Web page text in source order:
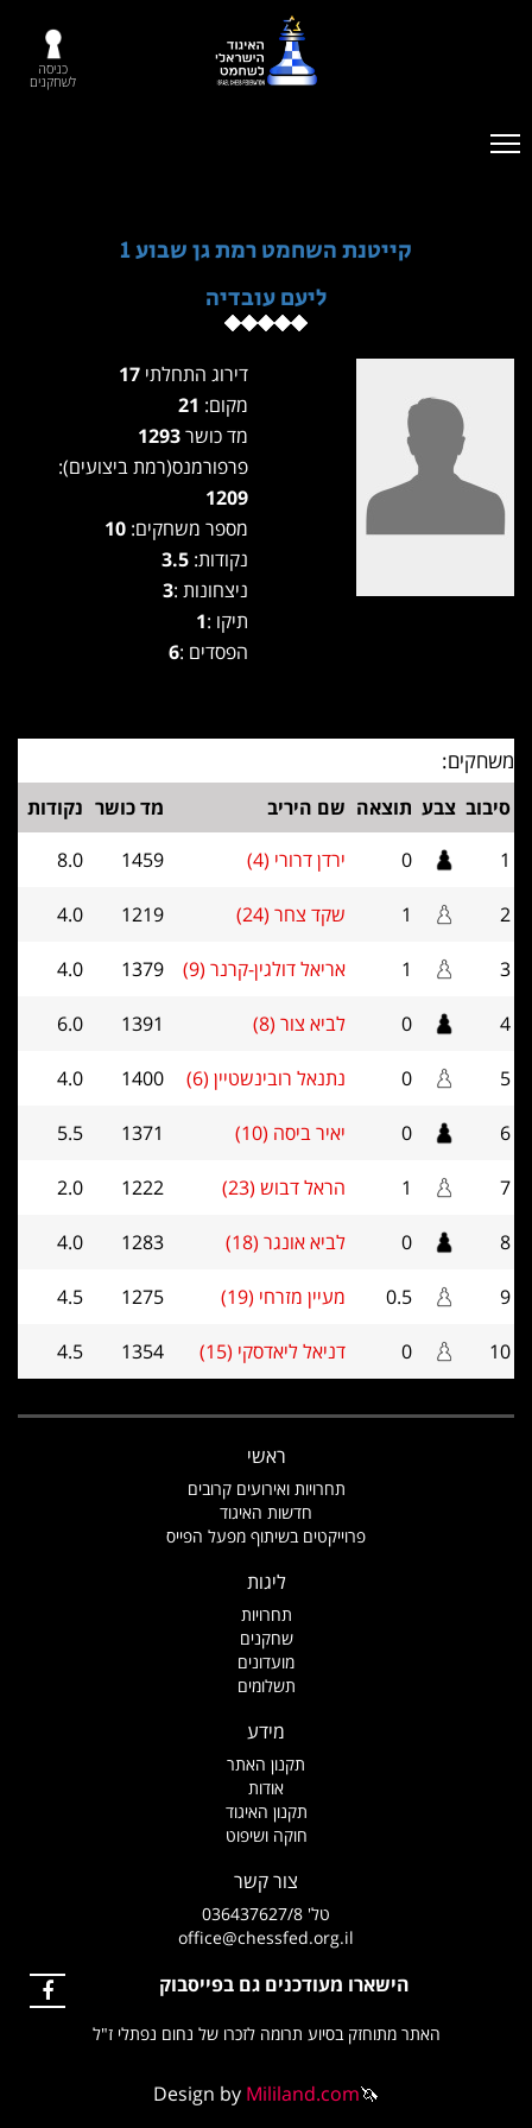
כניסה
לשחקנים
קייטנת השחמט רמת גן שבוע 1
ליעם עובדיה
דירוג התחלתי
מקום:
מד כושר
פרפורמנס(רמת ביצועים):
1209
מספר משחקים:
נקודות: 3.5
ניצחונות :3
תיקו :1
הפסדים :6
משחקים:
סיבוב צבע תוצאה שם היריב מד כושר נקודות
1
0 ירדן דרורי (4) 1459
8.0
2
1 שקד צחר (24) 1219
4.0
3
1 אריאל דולגין-קרנר (9) 1379
4.0
4
0 לביא צור (8) 1391
6.0
5
0 נתנאל רובינשטיין (6) 1400
4.0
6
0 יאיר ביסה (10) 1371
5.5
7
1 הראל דבוש (23) 1222
2.0
8
0 לביא אונגר (18) 1283
4.0
9
0.5 מעיין מזרחי (19) 1275
4.5
10
0 דניאל ליאדסקי (15) 1354
4.5
ראשי
תחרויות ואירועים קרובים
חדשות האיגוד
פרוייקטים בשיתוף מפעל הפייס
ליגות
תחרויות
שחקנים
מועדונים
תשלומים
מידע
תקנון האתר
אודות
תקנון האיגוד
חוקה ושיפוט
צור קשר
טל' 036437627/8
office@chessfed.org.il
הישארו מעודכנים גם בפייסבוק
האתר מתוחזק בסיוע תרומה לזכרו של נחום נפתלי ז"ל
Design by Mililand.com🦄